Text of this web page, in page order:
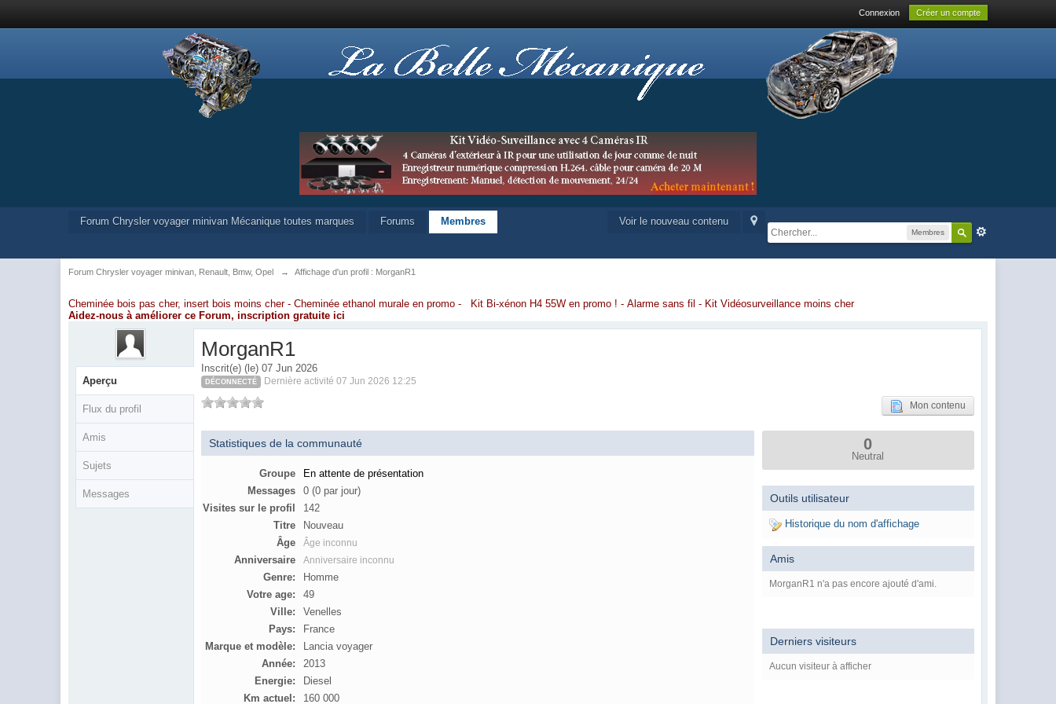
Connexion Créer un compte
Membres
Voir le nouveau contenu
Forum Chrysler voyager minivan Mécanique toutes marques Forums Membres
Forum Chrysler voyager minivan, Renault, Bmw, Opel → Affichage d'un profil : MorganR1
Cheminée bois pas cher, insert bois moins cher - Cheminée ethanol murale en promo - Kit Bi-xénon H4 55W en promo ! - Alarme sans fil- Kit Vidéosurveillance moins cher
Aidez-nous à améliorer ce Forum, inscription gratuite ici
Aperçu
Flux du profil
Amis
Sujets
Messages
MorganR1
Inscrit(e) (le) 07 Jun 2026
DÉCONNECTÉ Dernière activité 07 Jun 2026 12:25
Mon contenu
Statistiques de la communauté
Groupe
En attente de présentation
Messages
0 (0 par jour)
Visites sur le profil
142
Titre
Nouveau
Âge
Âge inconnu
Anniversaire Anniversaire inconnu
Genre:
Homme
Votre age:
49
Ville:
Venelles
Pays:
France
Marque et modèle:
Lancia voyager
Année:
2013
Energie:
Diesel
Km actuel:
160 000
0
Neutral
Outils utilisateur
Historique du nom d'affichage
Amis
MorganR1 n'a pas encore ajouté d'ami.
Derniers visiteurs
Aucun visiteur à afficher